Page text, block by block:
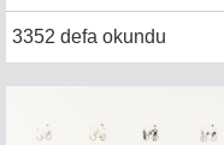
3352 defa okundu